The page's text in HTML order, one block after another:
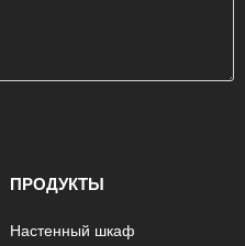
ПРОДУКТЫ
Настенный шкаф